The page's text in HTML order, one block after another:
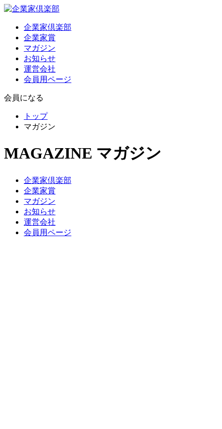
企業家倶楽部
企業家賞
マガジン
お知らせ
運営会社
会員用ページ
会員になる
トップ
マガジン
MAGAZINE マガジン
企業家倶楽部
企業家賞
マガジン
お知らせ
運営会社
会員用ページ